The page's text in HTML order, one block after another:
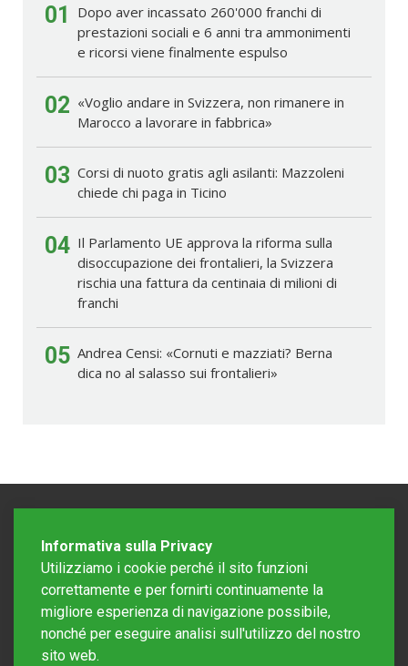
01
Dopo aver incassato 260'000 franchi di
prestazioni sociali e 6 anni tra ammonimenti
e ricorsi viene finalmente espulso
02 «Voglio andare in Svizzera, non rimanere in
Marocco a lavorare in fabbrica»
03 Corsi di nuoto gratis agli asilanti: Mazzoleni
chiede chi paga in Ticino
04 Il Parlamento UE approva la riforma sulla
disoccupazione dei frontalieri, la Svizzera
rischia una fattura da centinaia di milioni di
franchi
05 Andrea Censi: «Cornuti e mazziati? Berna
dica no al salasso sui frontalieri»
Informativa sulla Privacy
Utilizziamo i cookie perché il sito funzioni
correttamente e per fornirti continuamente la
migliore esperienza di navigazione possibile,
nonché per eseguire analisi sull'utilizzo del nostro
sito web.